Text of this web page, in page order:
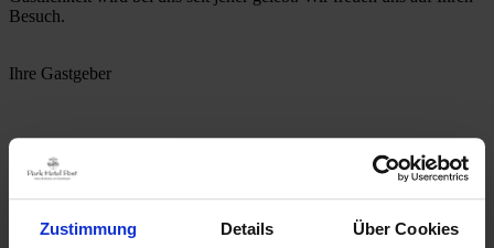
Zustimmung Details Über Cookies
Besuch.
Ihre Gastgeber
Prof. Dr. Dr. Joachim Ollhoff
und das Team des Park Hotel Post
Auf einen Blick